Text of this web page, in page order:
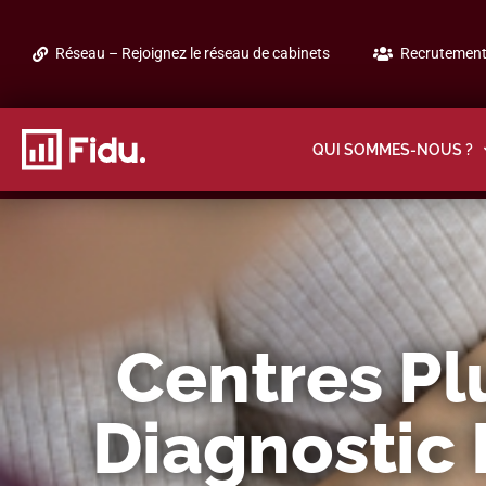
Réseau – Rejoignez le réseau de cabinets
QUI SOMMES-NOUS ?
Centres
Diagnostic